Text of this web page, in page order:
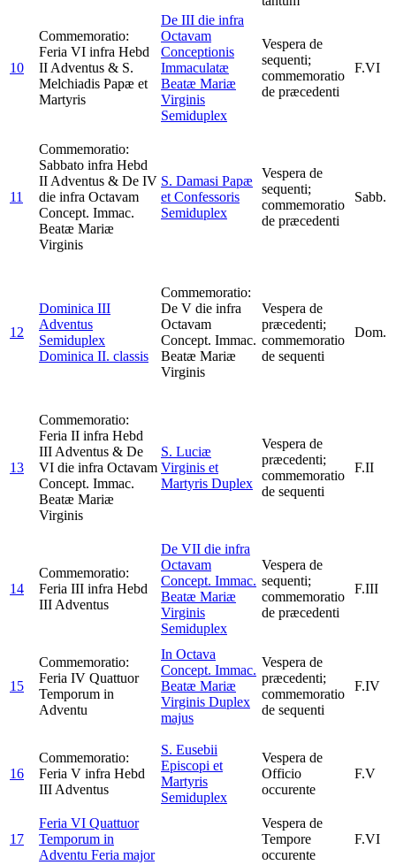
10
Commemoratio:
Feria VI infra Hebd
II Adventus & S.
Melchiadis Papæ et
Martyris
De III die infra
Octavam
Conceptionis
Immaculatæ
Beatæ Mariæ
Virginis
Semiduplex
Vespera de
sequenti;
commemoratio
de præcedenti
F.VI
11
Commemoratio:
Sabbato infra Hebd
II Adventus & De IV
die infra Octavam
Concept. Immac.
Beatæ Mariæ
Virginis
S. Damasi Papæ
et Confessoris
Semiduplex
Vespera de
sequenti;
commemoratio
de præcedenti
Sabb.
12
Dominica III
Adventus
Semiduplex
Dominica II. classis
Commemoratio:
De V die infra
Octavam
Concept. Immac.
Beatæ Mariæ
Virginis
Vespera de
præcedenti;
commemoratio
de sequenti
Dom.
13
Commemoratio:
Feria II infra Hebd
III Adventus & De
VI die infra Octavam
Concept. Immac.
Beatæ Mariæ
Virginis
S. Luciæ
Virginis et
Martyris Duplex
Vespera de
præcedenti;
commemoratio
de sequenti
F.II
14
Commemoratio:
Feria III infra Hebd
III Adventus
De VII die infra
Octavam
Concept. Immac.
Beatæ Mariæ
Virginis
Semiduplex
Vespera de
sequenti;
commemoratio
de præcedenti
F.III
15
Commemoratio:
Feria IV Quattuor
Temporum in
Adventu
In Octava
Concept. Immac.
Beatæ Mariæ
Virginis Duplex
majus
Vespera de
præcedenti;
commemoratio
de sequenti
F.IV
16
Commemoratio:
Feria V infra Hebd
III Adventus
S. Eusebii
Episcopi et
Martyris
Semiduplex
Vespera de
Officio
occurente
F.V
17
Feria VI Quattuor
Temporum in
Adventu Feria major
Vespera de
Tempore
occurente
F.VI